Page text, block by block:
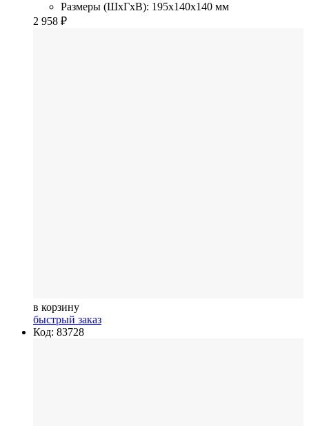
Размеры (ШхГхВ): 195x140x140 мм
2 958 ₽
в корзину
быстрый заказ
Код: 83728